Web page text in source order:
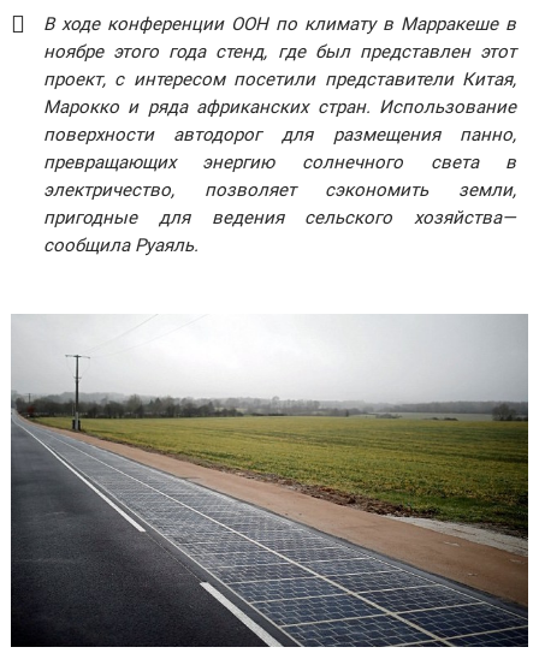
В ходе конференции ООН по климату в Марракеше в
ноябре этого года стенд, где был представлен этот
проект, с интересом посетили представители Китая,
Марокко и ряда африканских стран. Использование
поверхности автодорог для размещения панно,
превращающих энергию солнечного света в
электричество, позволяет сэкономить земли,
пригодные для ведения сельского хозяйства—
сообщила Руаяль.